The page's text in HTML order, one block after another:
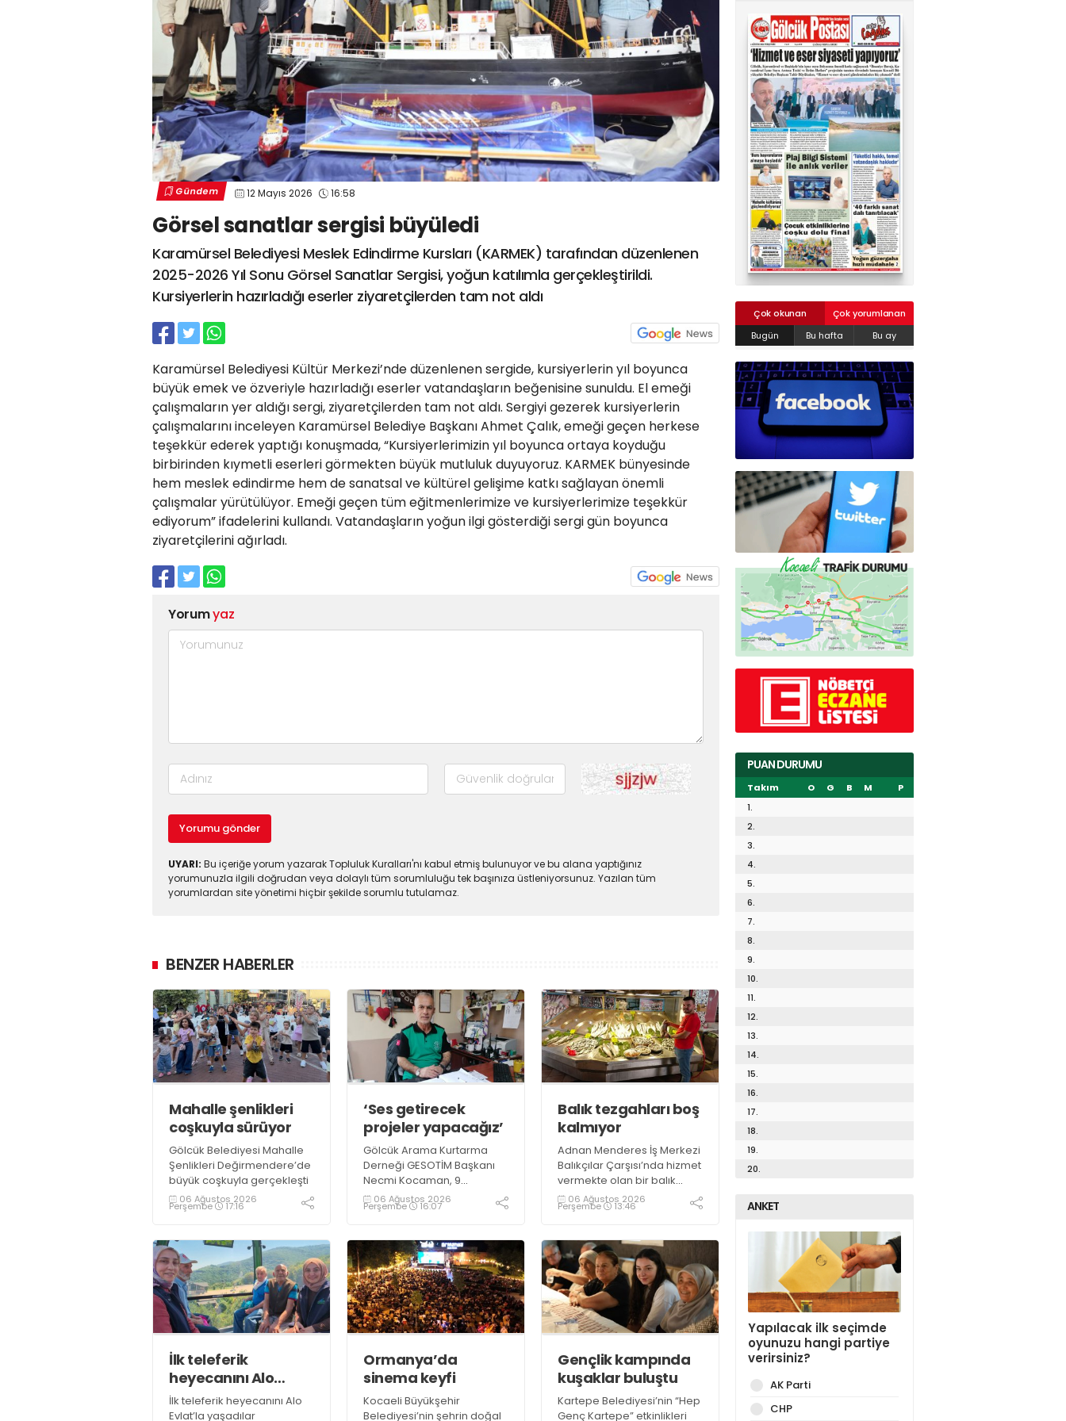
Gündem 12 Mayıs 2026 16:58
Görsel sanatlar sergisi büyüledi
Karamürsel Belediyesi Meslek Edindirme Kursları (KARMEK) tarafından düzenlenen
2025-2026 Yıl Sonu Görsel Sanatlar Sergisi, yoğun katılımla gerçekleştirildi.
Kursiyerlerin hazırladığı eserler ziyaretçilerden tam not aldı
Karamürsel Belediyesi Kültür Merkezi’nde düzenlenen sergide, kursiyerlerin yıl boyunca
büyük emek ve özveriyle hazırladığı eserler vatandaşların beğenisine sunuldu. El emeği
çalışmaların yer aldığı sergi, ziyaretçilerden tam not aldı. Sergiyi gezerek kursiyerlerin
çalışmalarını inceleyen Karamürsel Belediye Başkanı Ahmet Çalık, emeği geçen herkese
teşekkür ederek yaptığı konuşmada, “Kursiyerlerimizin yıl boyunca ortaya koyduğu
birbirinden kıymetli eserleri görmekten büyük mutluluk duyuyoruz. KARMEK bünyesinde
hem meslek edindirme hem de sanatsal ve kültürel gelişime katkı sağlayan önemli
çalışmalar yürütülüyor. Emeği geçen tüm eğitmenlerimize ve kursiyerlerimize teşekkür
ediyorum” ifadelerini kullandı. Vatandaşların yoğun ilgi gösterdiği sergi gün boyunca
ziyaretçilerini ağırladı.
Yorumyaz
Yorumu gönder
UYARI: Bu içeriğe yorum yazarak Topluluk Kuralları'nı kabul etmiş bulunuyor ve bu alana yaptığınız
yorumunuzla ilgili doğrudan veya dolaylı tüm sorumluluğu tek başınıza üstleniyorsunuz. Yazılan tüm
yorumlardan site yönetimi hiçbir şekilde sorumlu tutulamaz.
BENZER HABERLER
Mahalle şenlikleri
coşkuyla sürüyor
Gölcük Belediyesi Mahalle
Şenlikleri Değirmendere’de
büyük coşkuyla gerçekleşti
06 Ağustos 2026
Perşembe 17:16
‘Ses getirecek
projeler yapacağız’
Gölcük Arama Kurtarma
Derneği GESOTİM Başkanı
Necmi Kocaman, 9
Ağustos’ta gerçekleşecek
sınavın ardından 4. Akredite
tamamlayacaklarını ifade
ederek açıklamalarda
bulundu. Kocaman,
“Gölcük’te ve Kocaeli
genelinde ses getirecek
projelerimizi tek tek hayata
geçireceğiz” dedi
06 Ağustos 2026
Perşembe 16:07
Balık tezgahları boş
kalmıyor
Adnan Menderes İş Merkezi
Balıkçılar Çarşısı’nda hizmet
vermekte olan bir balık
restoranının işletme
sahiplerinden Emrah
tezgahlarda taze balık
bulunduğunu ifade ederek
“Yıl boyunca tezgahlarda
taze balık bulmak mümkün
oluyor” dedi
06 Ağustos 2026
Perşembe 13:46
İlk teleferik
heyecanını Alo
Evlat’la yaşadılar
İlk teleferik heyecanını Alo
Evlat’la yaşadılar
Ormanya’da
sinema keyfi
Kocaeli Büyükşehir
Belediyesi’nin şehrin doğal
Gençlik kampında
kuşaklar buluştu
Kartepe Belediyesi’nin “Hep
Genç Kartepe” etkinlikleri
Çok okunan
Çok yorumlanan
Bugün
Bu hafta Bu ay
PUAN DURUMU
Takım O G B M
P
1.
2.
3.
4.
5.
6.
7.
8.
9.
10.
11.
12.
13.
14.
15.
16.
17.
18.
19.
20.
ANKET
Yapılacak ilk seçimde
oyunuzu hangi partiye
verirsiniz?
AK Parti
CHP
02624132333
haber@golcukpostasi.com